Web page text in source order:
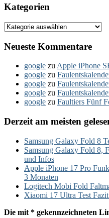
Kategorien
Kategorien
Neueste Kommentare
google zuApple iPhone
google zu
google zu
google zu
google zu Faultiers Fünf
Derzeit am meisten
Samsung Galaxy Fold 8
Samsung Galaxy Fold 8,
und Infos
Apple iPhone 17 Pro
3 Monaten
Logitech Mobi Fold
Xiaomi 17 Ultra Test
Die mit * gekennzeichneten